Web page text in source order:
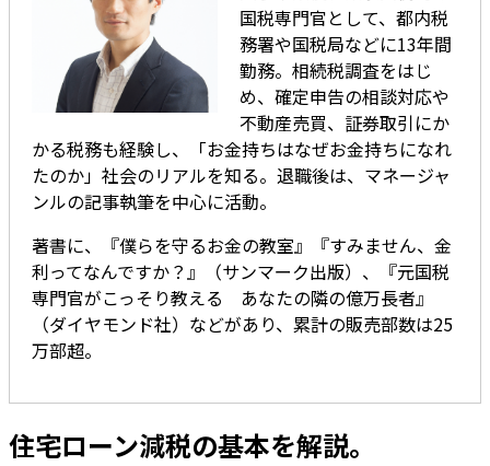
国税専門官として、都内税
務署や国税局などに13年間
勤務。相続税調査をはじ
め、確定申告の相談対応や
不動産売買、証券取引にか
かる税務も経験し、「お金持ちはなぜお金持ちになれ
たのか」社会のリアルを知る。退職後は、マネージャ
ンルの記事執筆を中心に活動。
著書に、『僕らを守るお金の教室』『すみません、金
利ってなんですか？』（サンマーク出版）、『元国税
専門官がこっそり教える あなたの隣の億万長者』
（ダイヤモンド社）などがあり、累計の販売部数は25
万部超。
住宅ローン減税の基本を解説。